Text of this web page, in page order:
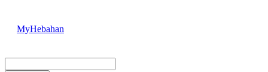
content
MyHebahan